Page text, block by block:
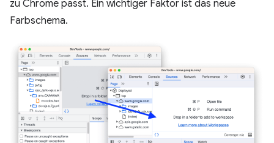
zu Chrome passt. Ein wichtiger Faktor ist das neue
Farbschema.